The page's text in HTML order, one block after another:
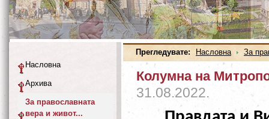
Прегледувате: Насловна За
Колумна на
31.08.2022.
Насловна
Архива
За православната
вера и живот...